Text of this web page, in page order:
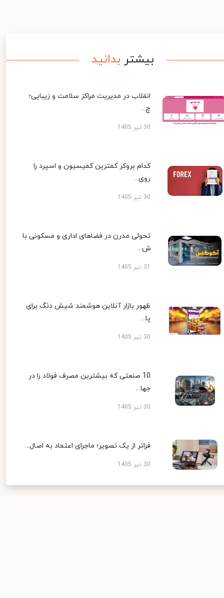
بیشتر بدانید
انقلاب در مدیریت مراکز سلامت و زیبایی؛
چ...
30 تیر 1405
کدام بروکر کمترین کمیسیون و اسپرد را
روی...
30 تیر 1405
تحولی مدرن در فضاهای اداری و مسکونی با
ش...
ظهور بازار آنلاین هوشمند شیش دنگ برای
پا...
30 تیر 1405
10 صنعتی که بیشترین مصرف فولاد را در
جها...
30 تیر 1405
فراتر از یک تصویر؛ ماجرای اعتماد به اصال...
30 تیر 1405